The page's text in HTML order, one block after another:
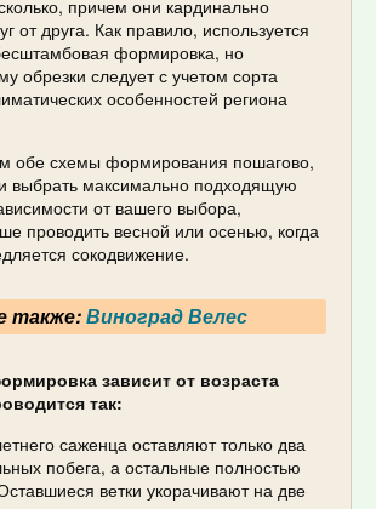
причем они кардинально
от друга. Как правило, используется
формировка, но
обрезки следует с учетом сорта
особенностей региона
обе схемы формирования пошагово,
выбрать максимально подходящую
от вашего выбора,
проводить весной или осенью, когда
сокодвижение.
также:Виноград Велес
зависит от возраста
так:
саженца оставляют только два
побега, а остальные полностью
ветки укорачивают на две